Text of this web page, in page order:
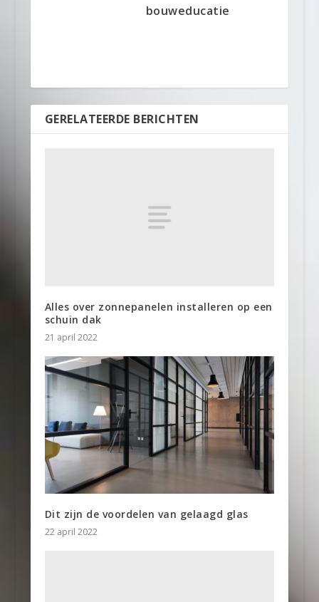
bouweducatie
GERELATEERDE BERICHTEN
Alles over zonnepanelen installeren op een
schuin dak
21 april 2022
Dit zijn de voordelen van gelaagd glas
22 april 2022